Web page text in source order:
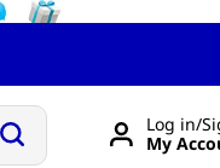
Log in/
My